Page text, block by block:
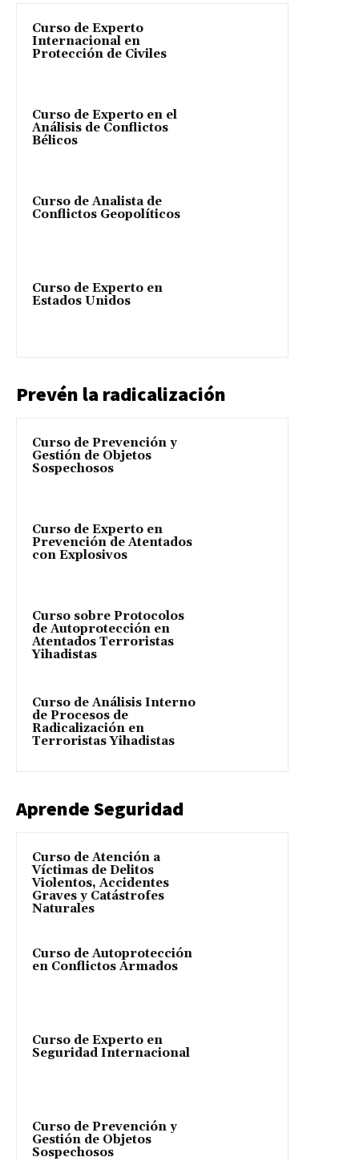
Curso de Experto
Internacional en
Protección de Civiles
Curso de Experto en el
Análisis de Conflictos
Bélicos
Curso de Analista de
Conflictos Geopolíticos
Curso de Experto en
Estados Unidos
Prevén la radicalización
Curso de Prevención y
Gestión de Objetos
Sospechosos
Curso de Experto en
Prevención de Atentados
con Explosivos
Curso sobre Protocolos
de Autoprotección en
Atentados Terroristas
Yihadistas
Curso de Análisis Interno
de Procesos de
Radicalización en
Terroristas Yihadistas
Aprende Seguridad
Curso de Atención a
Víctimas de Delitos
Violentos, Accidentes
Graves y Catástrofes
Naturales
Curso de Autoprotección
en Conflictos Armados
Curso de Experto en
Seguridad Internacional
Curso de Prevención y
Gestión de Objetos
Sospechosos